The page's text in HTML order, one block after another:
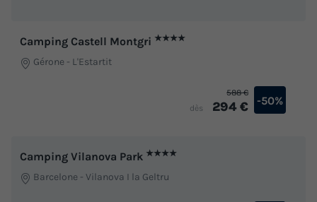
Camping Castell Montgri ★★★★
Gérone - L'Estartit
588 €
dès
294 € -50%
Camping Vilanova Park ★★★★
Barcelone - Vilanova I la Geltru